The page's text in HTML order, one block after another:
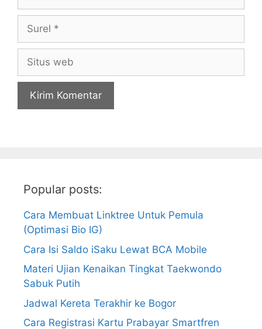
web
Popular posts:
Cara Membuat Linktree Untuk Pemula
(Optimasi Bio IG)
Cara Isi Saldo iSaku Lewat BCA Mobile
Materi Ujian Kenaikan Tingkat Taekwondo
Sabuk Putih
Jadwal Kereta Terakhir ke Bogor
Cara Registrasi Kartu Prabayar Smartfren